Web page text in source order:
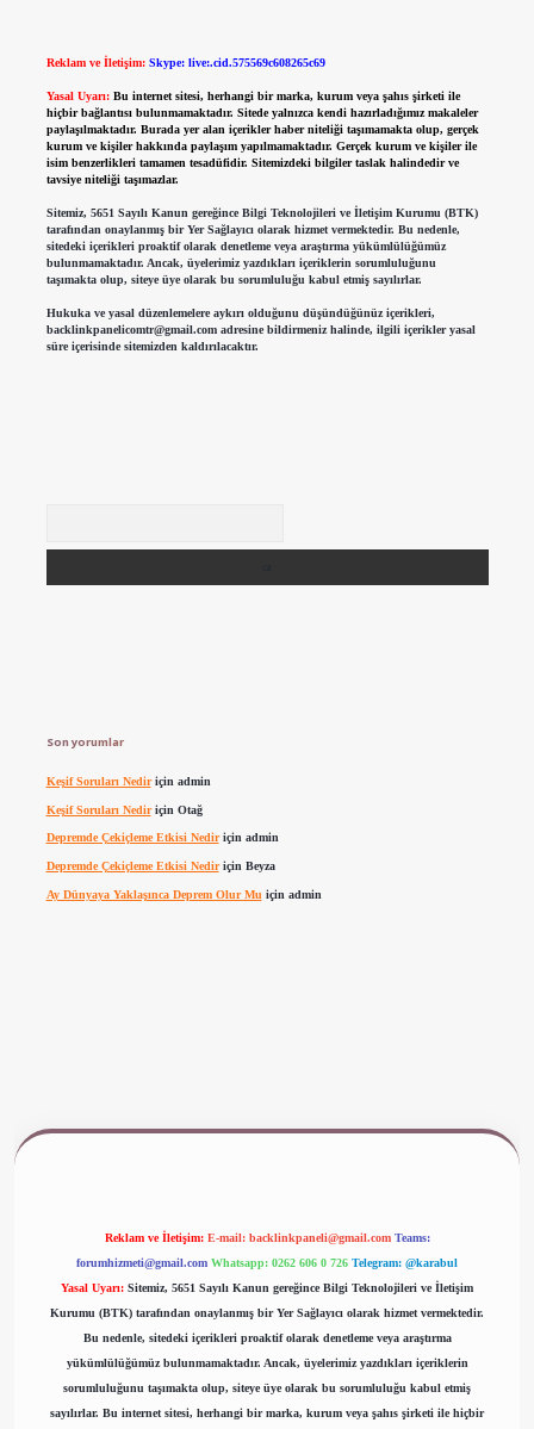
Reklam ve İletişim: Skype: live:.cid.575569c608265c69
Yasal Uyarı: Bu internet sitesi, herhangi bir marka, kurum veya şahıs şirketi ile
hiçbir bağlantısı bulunmamaktadır. Sitede yalnızca kendi hazırladığımız makaleler
paylaşılmaktadır. Burada yer alan içerikler haber niteliği taşımamakta olup, gerçek
kurum ve kişiler hakkında paylaşım yapılmamaktadır. Gerçek kurum ve kişiler ile
isim benzerlikleri tamamen tesadüfidir. Sitemizdeki bilgiler taslak halindedir ve
tavsiye niteliği taşımazlar.
Sitemiz, 5651 Sayılı Kanun gereğince Bilgi Teknolojileri ve İletişim Kurumu (BTK)
tarafından onaylanmış bir Yer Sağlayıcı olarak hizmet vermektedir. Bu nedenle,
sitedeki içerikleri proaktif olarak denetleme veya araştırma yükümlülüğümüz
bulunmamaktadır. Ancak, üyelerimiz yazdıkları içeriklerin sorumluluğunu
taşımakta olup, siteye üye olarak bu sorumluluğu kabul etmiş sayılırlar.
Hukuka ve yasal düzenlemelere aykırı olduğunu düşündüğünüz içerikleri,
backlinkpanelicomtr@gmail.comadresine bildirmeniz halinde, ilgili içerikler yasal
süre içerisinde sitemizden kaldırılacaktır.
Son yorumlar
Keşif Soruları Nediriçin admin
Keşif Soruları Nediriçin Otağ
Depremde Çekiçleme Etkisi Nediriçin admin
Depremde Çekiçleme Etkisi Nediriçin Beyza
Ay Dünyaya Yaklaşınca Deprem Olur Mu için admin
Reklam ve İletişim: E-mail: backlinkpaneli@gmail.com Teams:
forumhizmeti@gmail.com Whatsapp: 0262 606 0 726 Telegram: @karabul
Yasal Uyarı: Sitemiz, 5651 Sayılı Kanun gereğince Bilgi Teknolojileri ve İletişim
Kurumu (BTK) tarafından onaylanmış bir Yer Sağlayıcı olarak hizmet vermektedir.
Bu nedenle, sitedeki içerikleri proaktif olarak denetleme veya araştırma
yükümlülüğümüz bulunmamaktadır. Ancak, üyelerimiz yazdıkları içeriklerin
sorumluluğunu taşımakta olup, siteye üye olarak bu sorumluluğu kabul etmiş
sayılırlar. Bu internet sitesi, herhangi bir marka, kurum veya şahıs şirketi ile hiçbir